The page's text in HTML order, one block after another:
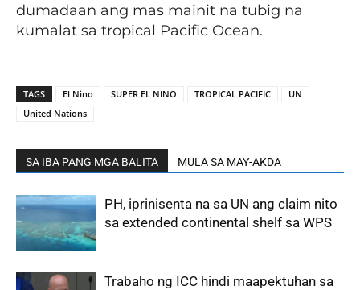
dumadaan ang mas mainit na tubig na
kumalat sa tropical Pacific Ocean.
TAGS El Nino SUPER EL NINO TROPICAL PACIFIC
UN
United Nations
SA IBA PANG MGA BALITA MULA SA MAY-AKDA
PH, iprinisenta na sa UN ang claim nito
sa extended continental shelf sa WPS
Trabaho ng ICC hindi maapektuhan sa